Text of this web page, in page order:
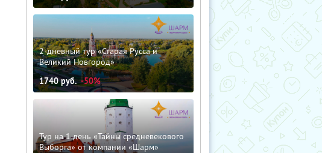
2-дневный тур «Старая Русса и
Великий Новгород»
1740руб. -50%
Тур на 1 день «Тайны средневекового
Выборга» от компании «Шарм»